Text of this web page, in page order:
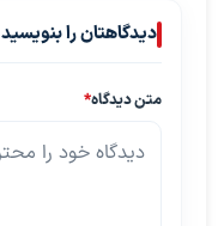
دیدگاهتان را بنویسید
متن دیدگاه*